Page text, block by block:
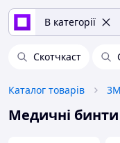
В категорії
Скотчкаст
Каталог товарів 3М
Медичні бинти